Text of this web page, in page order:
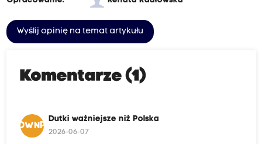
Wyślij opinię na temat artykułu
Komentarze (1)
DWNP
Dutki ważniejsze niż Polska
2026-06-07